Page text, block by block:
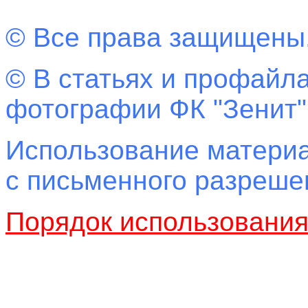
© Все права
© В статьях и
фотографии ФК
Использование
с письменного
Порядок